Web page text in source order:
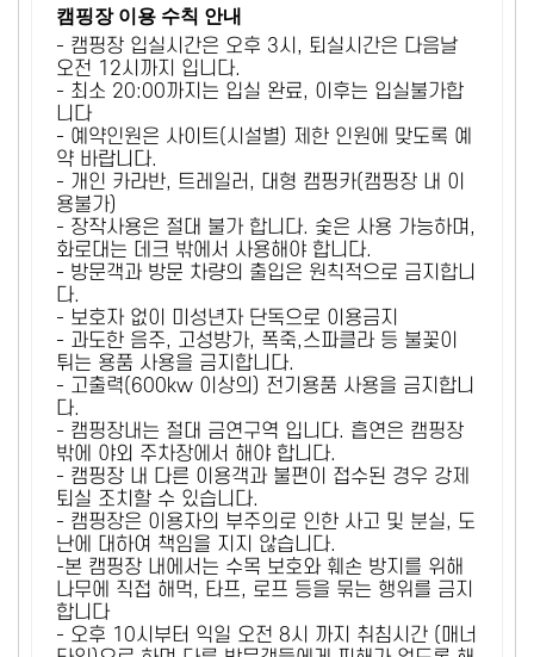
캠핑장 이용 수칙 안내
- 캠핑장 입실시간은 오후 3시, 퇴실시간은 다음날
오전 12시까지 입니다.
- 최소 20:00까지는 입실 완료, 이후는 입실불가합
니다
- 예약인원은 사이트(시설별) 제한 인원에 맞도록 예
약 바랍니다.
- 개인 카라반, 트레일러, 대형 캠핑카(캠핑장 내 이
용불가)
- 장작사용은 절대 불가 합니다. 숯은 사용 가능하며,
화로대는 데크 밖에서 사용해야 합니다.
- 방문객과 방문 차량의 출입은 원칙적으로 금지합니
다.
- 보호자 없이 미성년자 단독으로 이용금지
- 과도한 음주, 고성방가, 폭죽,스파클라 등 불꽃이
튀는 용품 사용을 금지합니다.
- 고출력(600kw 이상의) 전기용품 사용을 금지합니
다.
- 캠핑장내는 절대 금연구역 입니다. 흡연은 캠핑장
밖에 야외 주차장에서 해야 합니다.
- 캠핑장 내 다른 이용객과 불편이 접수된 경우 강제
퇴실 조치할 수 있습니다.
- 캠핑장은 이용자의 부주의로 인한 사고 및 분실, 도
난에 대하여 책임을 지지 않습니다.
-본 캠핑장 내에서는 수목 보호와 훼손 방지를 위해
나무에 직접 해먹, 타프, 로프 등을 묶는 행위를 금지
합니다
- 오후 10시부터 익일 오전 8시 까지 취침시간 (매너